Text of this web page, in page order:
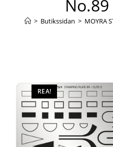
> Butikssidan > MOYRA
REA!